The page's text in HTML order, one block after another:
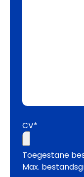
CV*
Toegestane
Max.